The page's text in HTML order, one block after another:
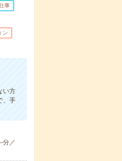
事
ン
い方
、手
分／